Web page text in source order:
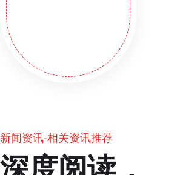
新闻资讯-相关资讯推荐